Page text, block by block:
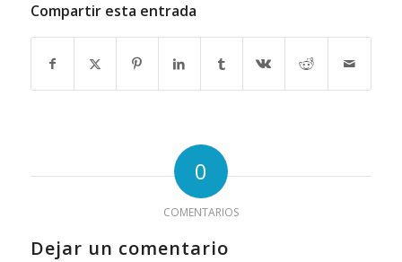
Compartir esta entrada
0
COMENTARIOS
Dejar un comentario